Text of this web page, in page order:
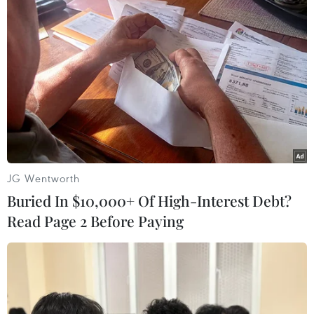
#tọa đàm
JG Wentworth
Buried In $10,000+ Of High-Interest Debt?
Read Page 2 Before Paying